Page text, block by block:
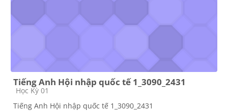
Tiếng Anh Hội nhập quốc tế 1_3090_2431
Course category
Học Kỳ 01
Tiếng Anh Hội nhập quốc tế 1_3090_2431